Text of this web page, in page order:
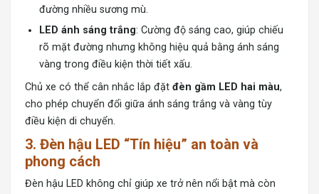
đường nhiều sương mù.
LED ánh sáng trắng: Cường độ sáng cao, giúp chiếu
rõ mặt đường nhưng không hiệu quả bằng ánh sáng
vàng trong điều kiện thời tiết xấu.
Chủ xe có thể cân nhắc lắp đặt đèn gầm LED hai màu,
cho phép chuyển đổi giữa ánh sáng trắng và vàng tùy
điều kiện di chuyển.
3. Đèn hậu LED “Tín hiệu” an toàn và
phong cách
Đèn hậu LED không chỉ giúp xe trở nên nổi bật mà còn